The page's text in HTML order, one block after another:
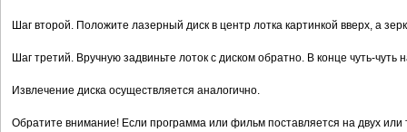
Шаг второй. Положите лазерный диск в центр лотка картинкой вверх, а
Шаг третий. Вручную задвиньте лоток с диском обратно. В конце чуть-чуть
Извлечение диска осуществляется аналогично.
Обратите внимание! Если программа или фильм поставляется на двух или